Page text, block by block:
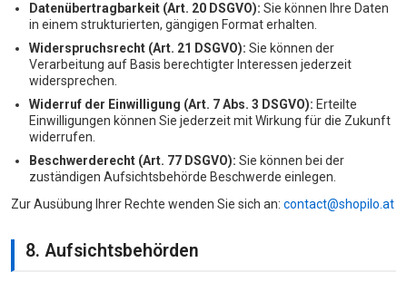
Datenübertragbarkeit (Art. 20 DSGVO): Sie können Ihre Daten
in einem strukturierten, gängigen Format erhalten.
Widerspruchsrecht (Art. 21 DSGVO): Sie können der
Verarbeitung auf Basis berechtigter Interessen jederzeit
widersprechen.
Widerruf der Einwilligung (Art. 7 Abs. 3 DSGVO): Erteilte
Einwilligungen können Sie jederzeit mit Wirkung für die Zukunft
widerrufen.
Beschwerderecht (Art. 77 DSGVO): Sie können bei der
zuständigen Aufsichtsbehörde Beschwerde einlegen.
Zur Ausübung Ihrer Rechte wenden Sie sich an: contact@shopilo.at
8. Aufsichtsbehörden